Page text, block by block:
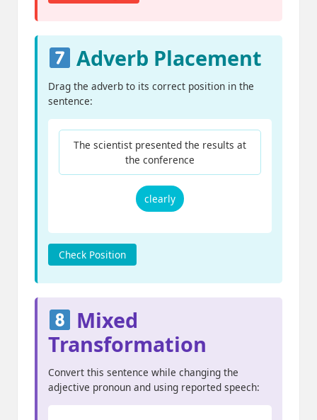
Adverb Placement
Drag the adverb to its correct position in the
sentence:
The scientist presented the results at
the conference
clearly
Check Position
Mixed
Transformation
Convert this sentence while changing the
adjective pronoun and using reported speech: